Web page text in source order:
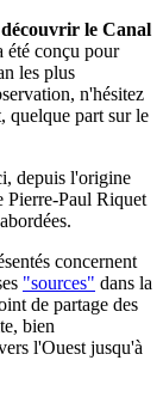
découvrir le Canal
été conçu pour
les plus
n'hésitez
quelque part sur le
depuis l'origine
Pierre-Paul Riquet
concernent
"sources" dans la
de partage des
bien
l'Ouest jusqu'à